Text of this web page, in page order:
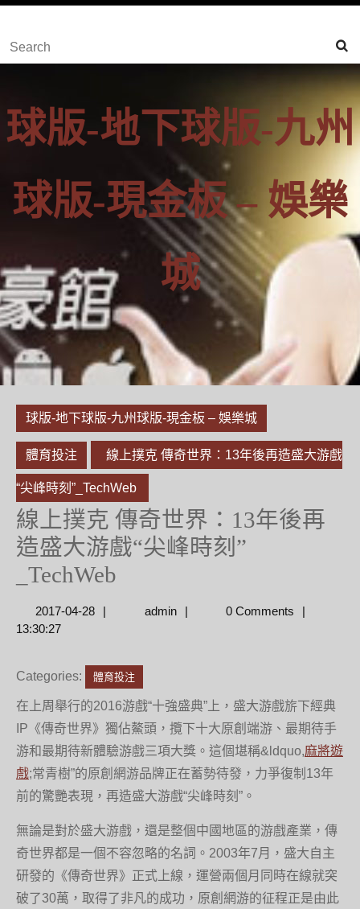
Search
for:
球版-地下球版-九州
球版-現金板 – 娛樂
城
球版-地下球版-九州球版-現金板 – 娛樂城
體育投注 線上撲克 傳奇世界：13年後再造盛大游戲
“尖峰時刻”_TechWeb
線上撲克 傳奇世界：13年後再
造盛大游戲“尖峰時刻”
_TechWeb
2017-04-28
2017-admin admin0 Comments
13:30:27
Categories: 體育投注
在上周舉行的2016游戲“十強盛典”上，盛大游戲旂下經典
IP《傳奇世界》獨佔鰲頭，攬下十大原創端游、最期待手
游和最期待新體驗游戲三項大獎。這個堪稱&ldquo,麻將遊
戲;常青樹”的原創網游品牌正在蓄勢待發，力爭復制13年
前的驚艷表現，再造盛大游戲“尖峰時刻”。
無論是對於盛大游戲，還是整個中國地區的游戲產業，傳
奇世界都是一個不容忽略的名詞。2003年7月，盛大自主
研發的《傳奇世界》正式上線，運營兩個月同時在線就突
破了30萬，取得了非凡的成功，原創網游的征程正是由此